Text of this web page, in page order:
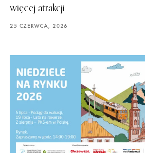
więcej atrakcji
25 CZERWCA, 2026